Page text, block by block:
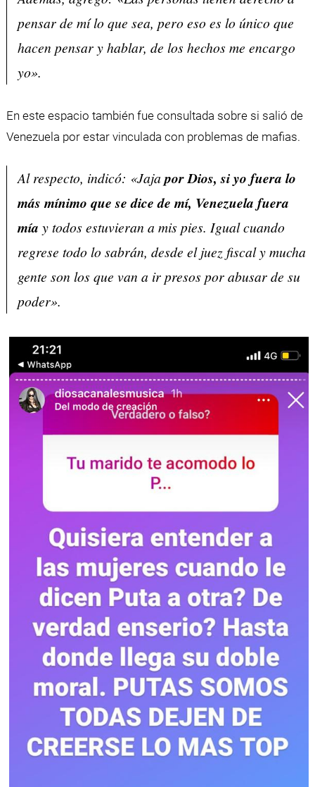
pensar de mí lo que sea, pero eso es lo único que
hacen pensar y hablar, de los hechos me encargo
yo».
En este espacio también fue consultada sobre si salió de
Venezuela por estar vinculada con problemas de mafias.
Al respecto, indicó: «Jaja por Dios, si yo fuera lo
más mínimo que se dice de mí, Venezuela fuera
mía y todos estuvieran a mis pies. Igual cuando
regrese todo lo sabrán, desde el juez fiscal y mucha
gente son los que van a ir presos por abusar de su
poder».